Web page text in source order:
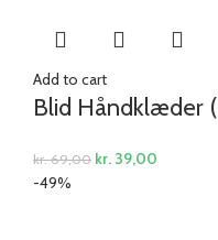
Add to cart
Blid Håndklæder
kr.69,00 kr. 39,00
-49%